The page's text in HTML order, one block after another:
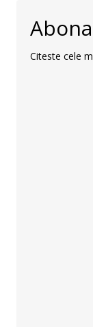
Citeste cele